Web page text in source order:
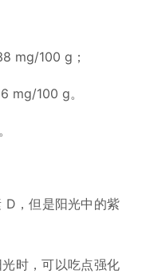
mg/100 g；
mg/100 g。
D，但是阳光中的紫
时，可以吃点强化